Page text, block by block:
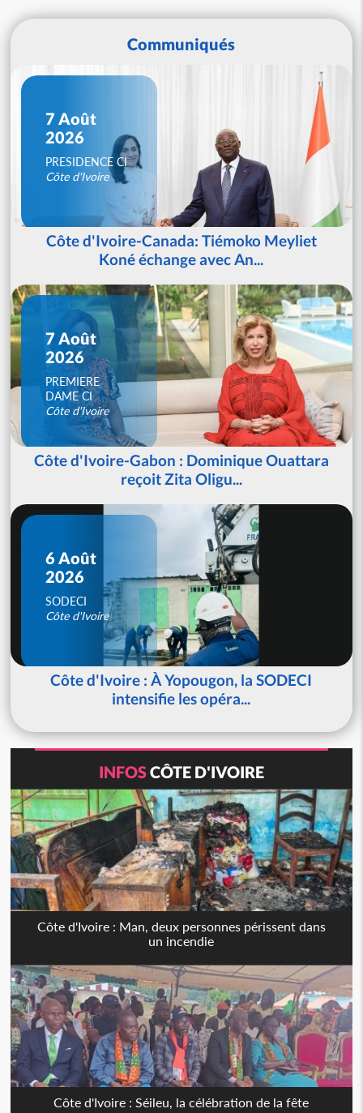
Communiqués
7 Août
2026
PRESIDENCE CI
Côte d'Ivoire
Côte d'Ivoire-Canada: Tiémoko Meyliet
Koné échange avec An...
7 Août
2026
PREMIERE
DAME CI
Côte d'Ivoire
Côte d'Ivoire-Gabon : Dominique Ouattara
reçoit Zita Oligu...
6 Août
2026
SODECI
Côte d'Ivoire
Côte d'Ivoire : À Yopougon, la SODECI
intensifie les opéra...
INFOSCÔTE D'IVOIRE
Côte d'Ivoire : Man, deux personnes périssent dans
un incendie
Côte d'Ivoire : Séileu, la célébration de la fête